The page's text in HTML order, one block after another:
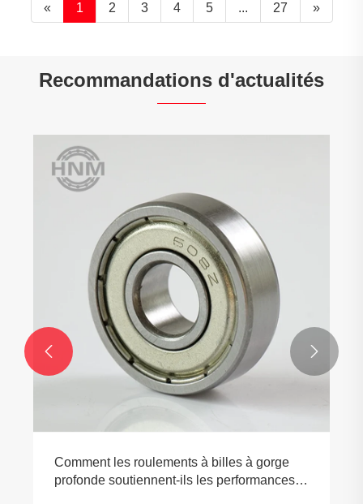
« 1 2 3 4 5 ... 27 »
Recommandations d'actualités
Comment les roulements à billes à gorge
profonde soutiennent-ils les performances
 